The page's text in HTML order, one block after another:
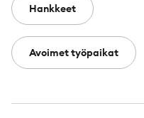
Hankkeet
Avoimet työpaikat